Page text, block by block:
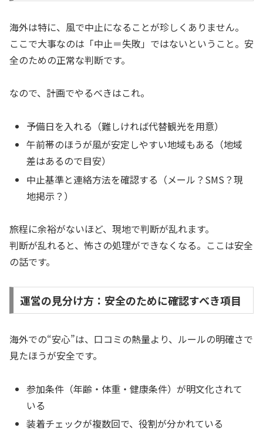
海外は特に、風で中止になることが珍しくありません。
ここで大事なのは「中止＝失敗」ではないということ。安
全のための正常な判断です。
なので、計画でやるべきはこれ。
予備日を入れる（難しければ代替観光を用意）
午前帯のほうが風が安定しやすい地域もある（地域
差はあるので目安）
中止基準と連絡方法を確認する（メール？SMS？現
地掲示？）
旅程に余裕がないほど、現地で判断が乱れます。
判断が乱れると、怖さの処理ができなくなる。ここは安全
の話です。
運営の見分け方：安全のために確認すべき項目
海外での“安心”は、口コミの熱量より、ルールの明確さで
見たほうが安全です。
参加条件（年齢・体重・健康条件）が明文化されて
いる
装着チェックが複数回で、役割が分かれている